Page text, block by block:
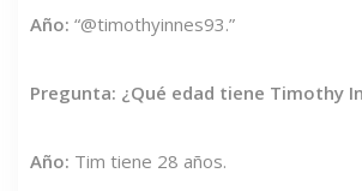
Año: “@timothyinnes93.”
Pregunta: ¿Qué edad tiene Timothy
Año: Tim tiene 28 años.